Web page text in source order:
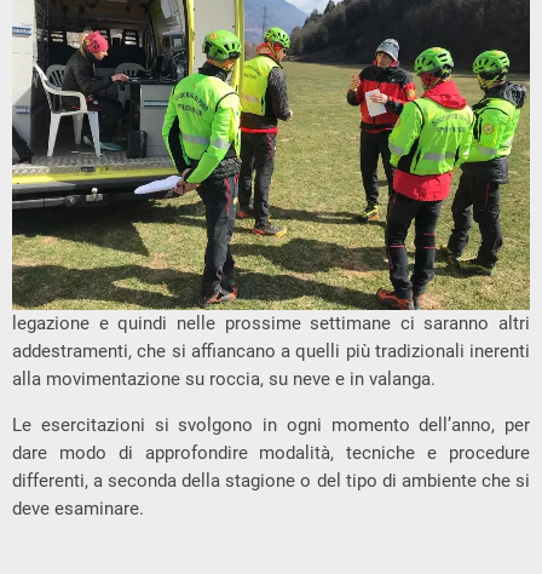
legazione e quindi nelle prossime settimane ci saranno altri
addestramenti, che si affiancano a quelli più tradizionali inerenti
alla movimentazione su roccia, su neve e in valanga.
Le esercitazioni si svolgono in ogni momento dell’anno, per
dare modo di approfondire modalità, tecniche e procedure
differenti, a seconda della stagione o del tipo di ambiente che si
deve esaminare.